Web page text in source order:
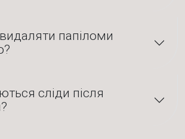
папіломи
сліди після